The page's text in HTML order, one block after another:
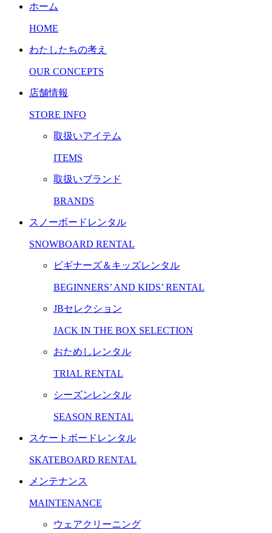
ホーム
HOME
わたしたちの考え
OUR CONCEPTS
店舗情報
STORE INFO
取扱いアイテム
ITEMS
取扱いブランド
BRANDS
スノーボードレンタル
SNOWBOARD RENTAL
ビギナーズ＆キッズレンタル
BEGINNERS’ AND KIDS’ RENTAL
JBセレクション
JACK IN THE BOX SELECTION
おためしレンタル
TRIAL RENTAL
シーズンレンタル
SEASON RENTAL
スケートボードレンタル
SKATEBOARD RENTAL
メンテナンス
MAINTENANCE
ウェアクリーニング